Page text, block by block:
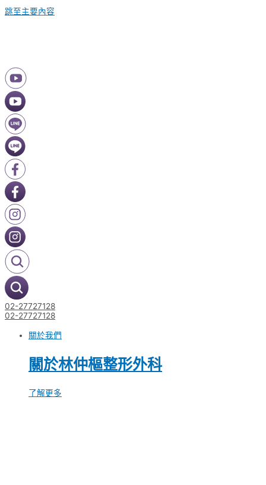
跳至主要內容
02-27727128
02-27727128
關於我們
關於林仲樞整形外科
了解更多